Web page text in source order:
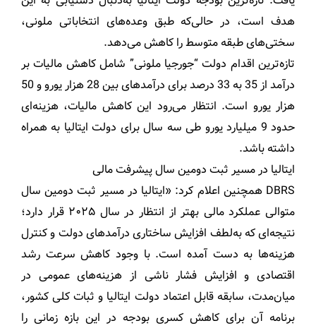
هدف است، در حالی‌که طبق وعده‌های انتخاباتی ملونی،
سختی‌های طبقه متوسط را کاهش می‌دهد.
تازه‌ترین اقدام دولت “جورجیا ملونی” شامل کاهش مالیات بر
درآمد از 35 به 33 درصد برای درآمدهای بین 28 هزار یورو و 50
هزار یورو است. انتظار می‌رود این کاهش مالیات، هزینه‌ای
حدود 9 میلیارد یورو طی سه سال برای دولت ایتالیا به همراه
داشته باشد.
ایتالیا در مسیر ثبت دومین سال پیشرفت مالی
DBRS همچنین اعلام کرد: «ایتالیا در مسیر ثبت دومین سال
متوالی عملکرد مالی بهتر از انتظار در سال ۲۰۲۵ قرار دارد؛
نتیجه‌ای که به‌لطف افزایش ساختاری درآمدهای دولت و کنترل
هزینه‌ها به دست آمده است. با وجود کاهش سرعت رشد
اقتصادی و افزایش فشار ناشی از هزینه‌های عمومی در
میان‌مدت، سابقه قابل اعتماد دولت ایتالیا و ثبات کلی کشور،
برنامه آن برای کاهش کسری بودجه در این بازه زمانی را